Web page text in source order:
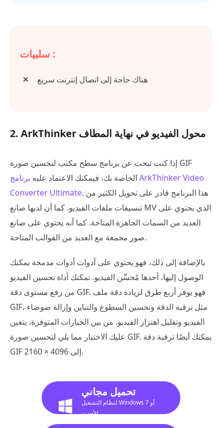
سلبيات :
هناك حاجة إلى اتصال إنترنت سريع
2. ArkThinker محول الفيديو في نهاية المطاف
إذا كنت تبحث عن برنامج سطح مكتب لتحسين صورة GIF
الخاصة بك، فيمكنك الاعتماد عليه برنامج ArkThinker Video
Converter Ultimate. هذا البرنامج قادر على تحويل الكثير من
تنسيقات ملفات الفيديو. كما أن لديها صانع MV الذي يحتوي على
العديد من السمات الجاهزة المتاحة. كما أنه يحتوي على صانع
صور مجمعة مع العديد من القوالب المتاحة.
بالإضافة إلى ذلك، فهو يحتوي على أدوات أدوات مدمجة يمكنك
الوصول إليها، أحدها مُحسِّن الفيديو. تمكنك أداة تحسين الفيديو
من رفع مستوى دقة GIF. فهو يوفر أربع طرق لزيادة دقة ملف
GIF، مثل ترقية الدقة وتحسين السطوع والتباين وإزالة ضوضاء
الفيديو وتقليل اهتزاز الفيديو. من بين الخيارات المتوفرة، يتعين
عليك الاختيار مما يلي لتحسين صورة GIF. يمكنك أيضًا ترقية دقة
GIF إلى 4096 × 2160.
تحميل مجاني
لنظام التشغيل Windows 7 أو
الأحدث